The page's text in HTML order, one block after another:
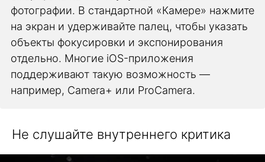
фотографии. В стандартной «Камере» нажмите
на экран и удерживайте палец, чтобы указать
объекты фокусировки и экспонирования
отдельно. Многие iOS-приложения
поддерживают такую возможность —
например, Camera+ или ProCamera.
Не слушайте внутреннего критика